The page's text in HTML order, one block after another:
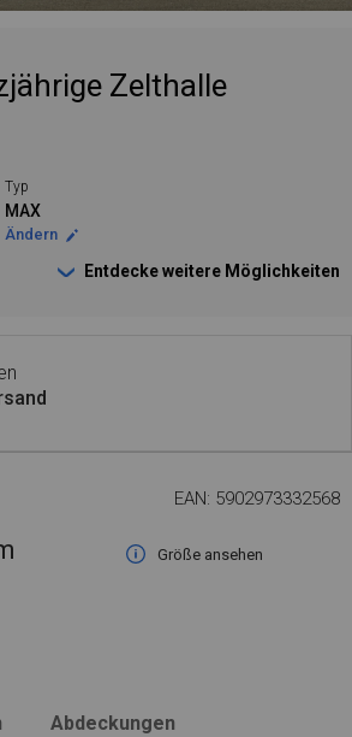
Zelthalle
Typ
MAX
Ändern
Entdecke weitere Möglichkeiten
EAN: 5902973332568
Größe ansehen
Abdeckungen